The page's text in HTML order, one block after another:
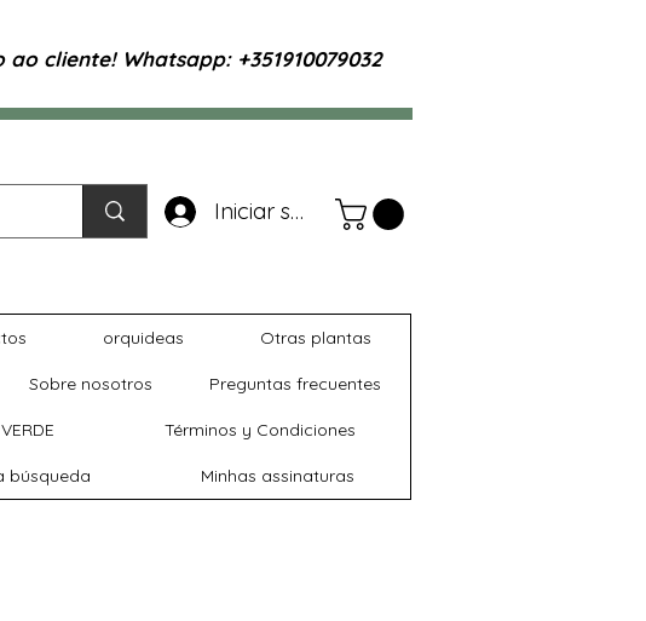
ao cliente! Whatsapp: +351910079032
Iniciar sesión
orquideas Otras plantas
Sobre nosotros Preguntas frecuentes
Términos y Condiciones
búsqueda Minhas assinaturas